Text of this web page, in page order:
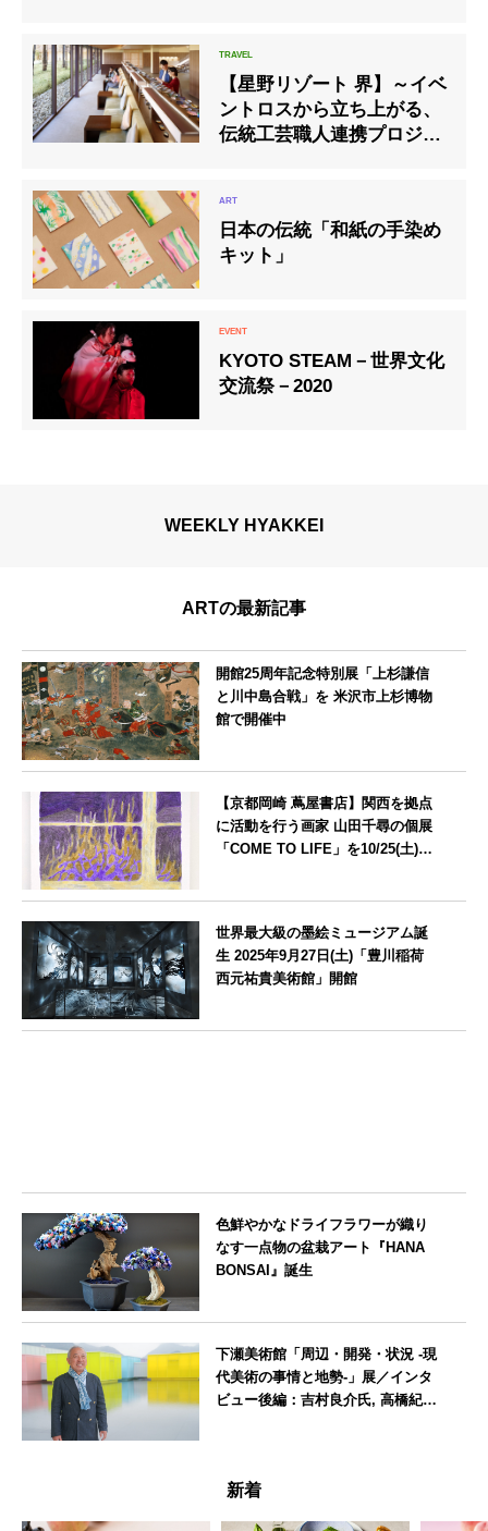
【星野リゾート 界】～イベ
ントロスから立ち上がる、
伝統工芸職人連携プロジェ
日本の伝統「和紙の手染め
キット」
KYOTO STEAM－世界文化
交流祭－2020
WEEKLY HYAKKEI
ARTの最新記事
開館25周年記念特別展「上杉謙信
と川中島合戦」を 米沢市上杉博物
館で開催中
【京都岡崎 蔦屋書店】関西を拠点
に活動を行う画家 山田千尋の個展
「COME TO LIFE」を10/25(土)よ
世界最大級の墨絵ミュージアム誕
生 2025年9月27日(土)「豊川稲荷
西元祐貴美術館」開館
色鮮やかなドライフラワーが織り
なす一点物の盆栽アート『HANA
BONSAI』誕生
下瀬美術館「周辺・開発・状況 -現
代美術の事情と地勢-」展／インタ
ビュー後編：吉村良介氏, 高橋紀成
新着